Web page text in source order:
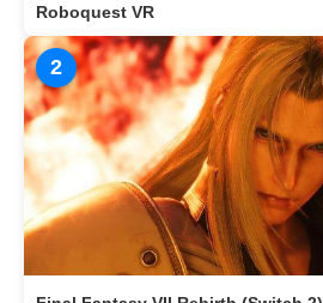
Roboquest VR
2